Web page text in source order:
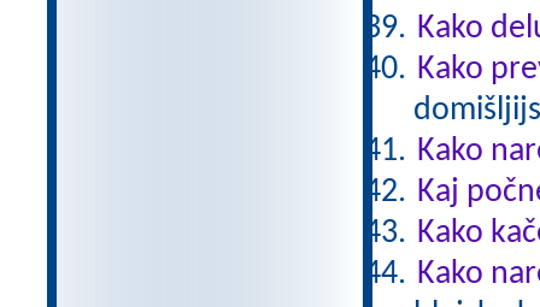
Kako
Kako
Kako
Kaj
Kako
Kako